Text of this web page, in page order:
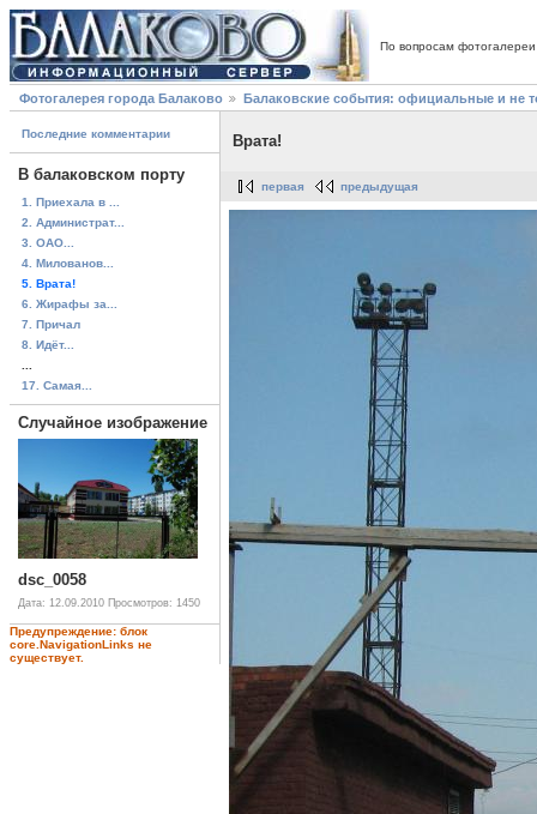
По вопросам
Фотогалерея города Балаково Балаковские события: официальные и не
Последние комментарии
В балаковском порту
1. Приехала в ...
2. Администрат...
3. ОАО...
4. Милованов...
5. Врата!
6. Жирафы за...
7. Причал
8. Идёт...
17. Самая...
Случайное изображение
dsc_0058
Дата: 12.09.2010 Просмотров: 1450
Предупреждение: блок
core.NavigationLinks не
существует.
Врата!
первая предыдущая